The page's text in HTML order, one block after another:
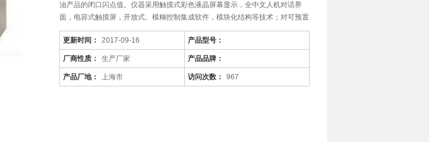
油产品的闭口闪点值。仪器采用触摸式彩色液晶屏幕显示，全中文人机对话界
面，电容式触摸屏，开放式、模糊控制集成软件，模块化结构等技术；对可预置
更新时间： 2017-09-16 产品型号：
厂商性质： 生产厂家 产品品牌：
产品厂地： 上海市 访问次数： 967